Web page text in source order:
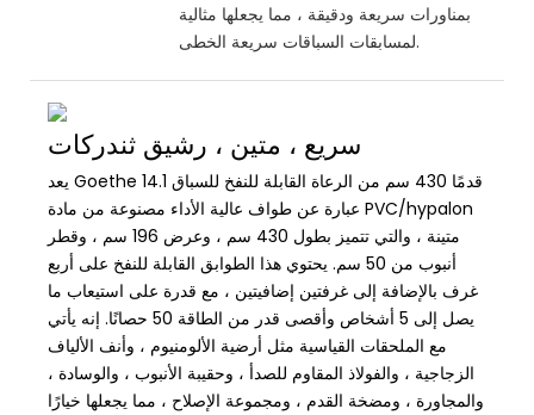
بمناورات سريعة ودقيقة ، مما يجعلها مثالية
لمسابقات السباقات سريعة الخطى.
سريع ، متين ، رشيق ثندركات
يعد Goethe 14.1 قدمًا 430 سم من الرعاة القابلة للنفخ للسباق
عبارة عن طواف عالية الأداء مصنوعة من مادة PVC/hypalon
متينة ، والتي تتميز بطول 430 سم ، وعرض 196 سم ، وقطر
أنبوب من 50 سم. يحتوي هذا الطوابق القابلة للنفخ على أربع
غرف بالإضافة إلى غرفتين إضافيتين ، مع قدرة على استيعاب ما
يصل إلى 5 أشخاص وأقصى قدر من الطاقة 50 حصانًا. إنه يأتي
مع الملحقات القياسية مثل أرضية الألومنيوم ، وأنف الألياف
الزجاجية ، والفولاذ المقاوم للصدأ ، وحقيبة الأنبوب ، والوسادة ،
والمجاورة ، ومضخة القدم ، ومجموعة الإصلاح ، مما يجعلها خيارًا